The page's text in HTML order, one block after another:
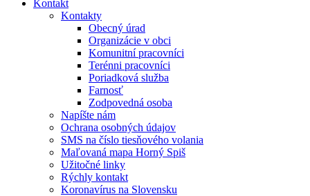
Kontakt
Kontakty
Obecný úrad
Organizácie v obci
Komunitní pracovníci
Terénni pracovníci
Poriadková služba
Farnosť
Zodpovedná osoba
Napíšte nám
Ochrana osobných údajov
SMS na číslo tiesňového volania
Maľovaná mapa Horný Spiš
Užitočné linky
Rýchly kontakt
Koronavírus na Slovensku